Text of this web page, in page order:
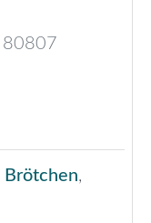
80807
Brötchen,